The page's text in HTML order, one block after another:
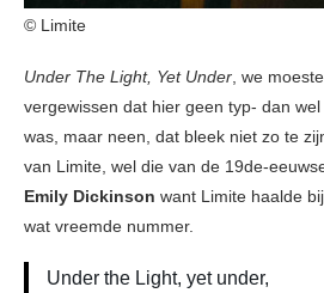
© Limite
Under The Light, Yet Under, we
vergewissen dat hier geen typ- dan
was, maar neen, dat bleek niet zo te
van Limite, wel die van de 19de-
Emily Dickinson want Limite haalde
wat vreemde nummer.
Under the Light, yet under,